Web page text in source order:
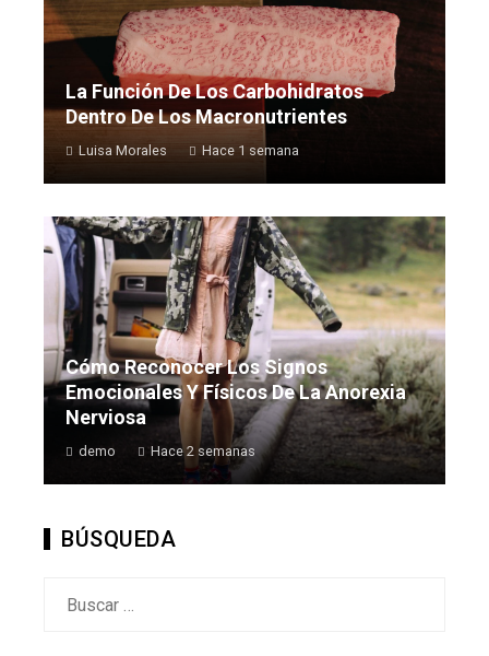
La Función De Los Carbohidratos
Dentro De Los Macronutrientes
Luisa Morales Hace 1 semana
Cómo Reconocer Los Signos
Emocionales Y Físicos De La Anorexia
Nerviosa
demo Hace 2 semanas
BÚSQUEDA